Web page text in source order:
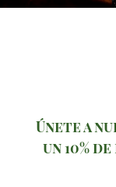
Únete a
un 10%